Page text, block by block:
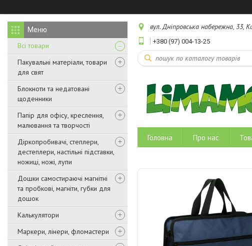
Всі товари
Пакувальні матеріали, товари
для свят
Блокноти та недатовані
щоденники
Папір для офісу, креслення,
малювання та творчості
Діркопробивачі, степлери,
дестеплери, настільні підставки,
ножиці, ножі, лупи
Дошки самостираючі магнітні
та пробкові, магніти, губки для
дошок
Калькулятори
Маркери, лінери, фломастери
вул. Дніпровська набережна, 33,
+380 (97) 004-13-25
Головна Про нас